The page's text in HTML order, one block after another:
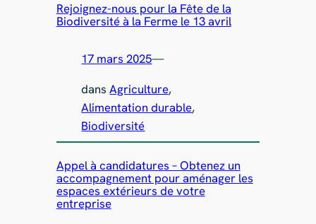
Rejoignez-nous pour la Fête de la
Biodiversité à la Ferme le 13 avril
17 mars 2025—
dansAgriculture
Alimentation durable
Biodiversité
Appel à candidatures – Obtenez un
accompagnement pour aménager les
espaces extérieurs de votre
entreprise